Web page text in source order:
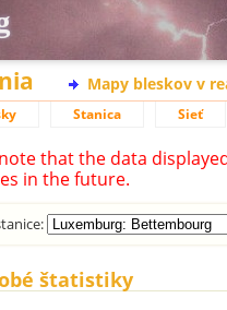
Mapy bleskov v
Stanica Sieť
that the data
in the future.
štatistiky